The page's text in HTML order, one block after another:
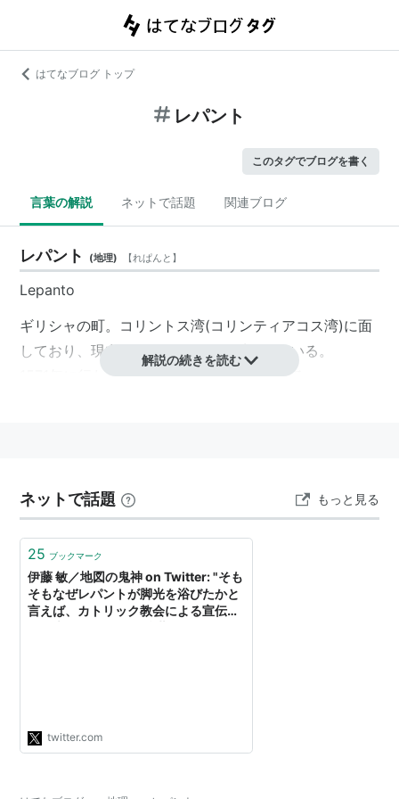
はてなブログ トップ
レパント
このタグでブログを書く
言葉の解説 ネットで話題 関連ブログ
レパント (地理) 【れぱんと 】
Lepanto
ギリシャの町。コリントス湾(コリンティアコス湾)に面
しており、現在はナウパクトスと呼ばれている。
1571年に行われたレパントの海戦で知られる。
解説の続きを読む
ネットで話題 もっと見る
25 ブックマーク
伊藤 敏／地図の鬼神 on Twitter: "そも
そもなぜレパントが脚光を浴びたかと
言えば、カトリック教会による宣伝活
twitter.com